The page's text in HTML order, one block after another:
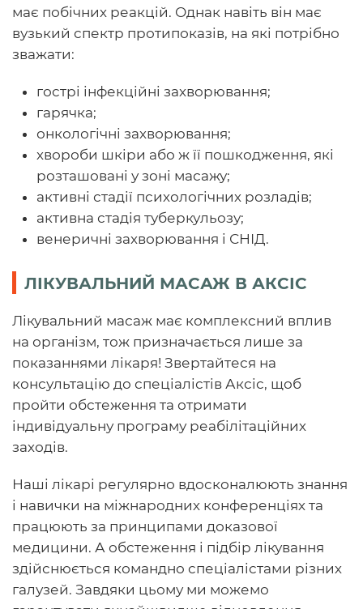
має побічних реакцій. Однак навіть він має
вузький спектр протипоказів, на які потрібно
зважати:
гострі інфекційні захворювання;
гарячка;
онкологічні захворювання;
хвороби шкіри або ж її пошкодження, які
розташовані у зоні масажу;
активні стадії психологічних розладів;
активна стадія туберкульозу;
венеричні захворювання і СНІД.
ЛІКУВАЛЬНИЙ МАСАЖ В АКСІС
Лікувальний масаж має комплексний вплив
на організм, тож призначається лише за
показаннями лікаря! Звертайтеся на
консультацію до спеціалістів Аксіс, щоб
пройти обстеження та отримати
індивідуальну програму реабілітаційних
заходів.
Наші лікарі регулярно вдосконалюють знання
і навички на міжнародних конференціях та
працюють за принципами доказової
медицини. А обстеження і підбір лікування
здійснюється командно спеціалістами різних
галузей. Завдяки цьому ми можемо